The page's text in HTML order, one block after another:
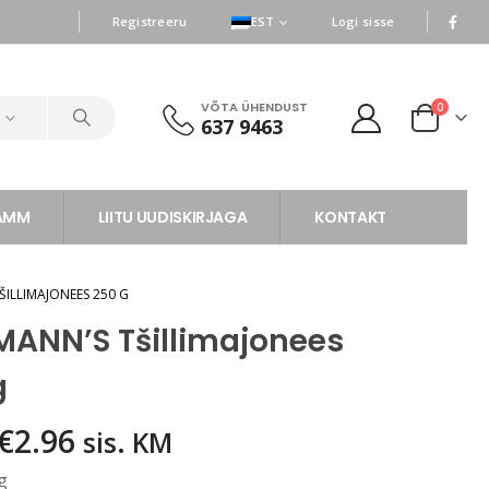
Registreeru EST Logi sisse
VÕTA ÜHENDUST
637 9463
0
LIITU UUDISKIRJAGA KONTAKT
250 G
Tšillimajonees
2.96 Praegune
sis. KM